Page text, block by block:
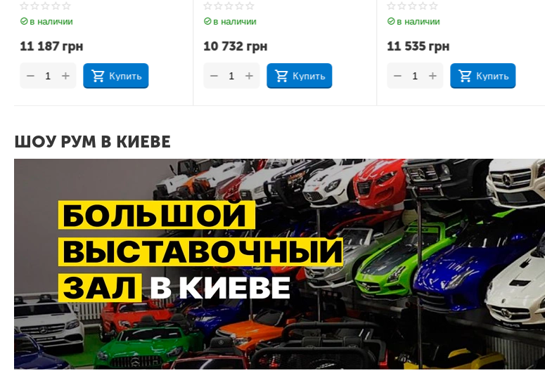
в наличии
10 732грн
Купить
+
−
в наличии
11 535грн
Купить
+
−
в наличии
10 969грн
Купить
+
−
ШОУ РУМ В КИЕВЕ